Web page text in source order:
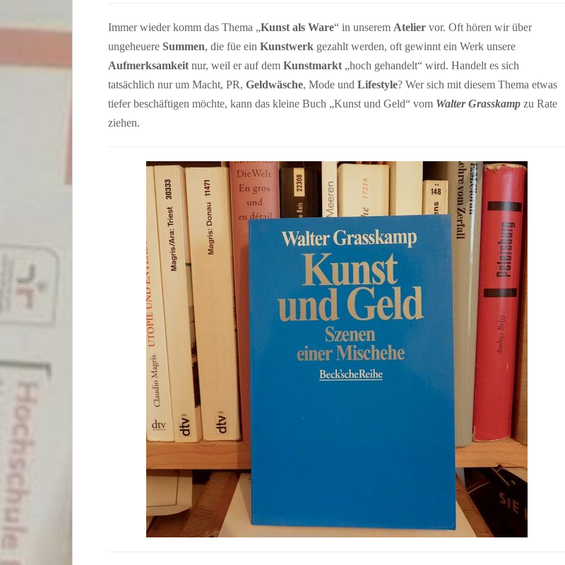
Immer wieder komm das Thema „Kunst als Ware“ in unserem Atelier vor. Oft hören wir über
ungeheuere Summen, die füe ein Kunstwerk gezahlt werden, oft gewinnt ein Werk unsere
Aufmerksamkeit nur, weil er auf dem Kunstmarkt „hoch gehandelt“ wird. Handelt es sich
tatsächlich nur um Macht, PR, Geldwäsche, Mode und Lifestyle? Wer sich mit diesem Thema etwas
tiefer beschäftigen möchte, kann das kleine Buch „Kunst und Geld“ vom Walter Grasskamp zu Rate
ziehen.